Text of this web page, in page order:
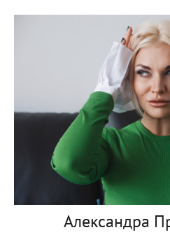
Александра